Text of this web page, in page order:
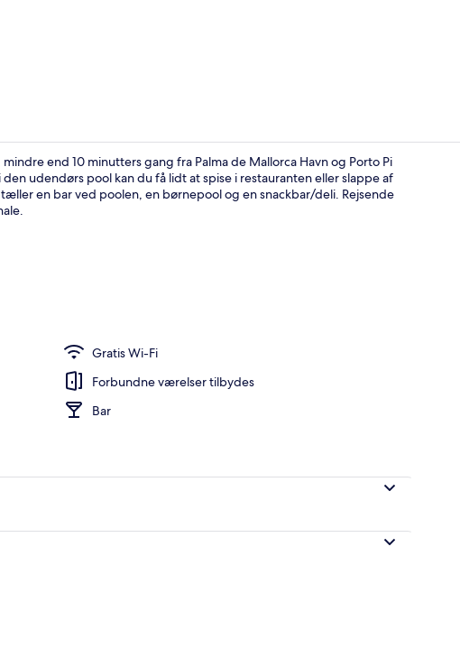
end 10 minutters gang fra Palma de Mallorca Havn og Porto Pi
udendørs pool kan du få lidt at spise i restauranten eller slappe af
en bar ved poolen, en børnepool og en snackbar/deli. Rejsende
Gratis Wi-Fi
Forbundne værelser tilbydes
Bar